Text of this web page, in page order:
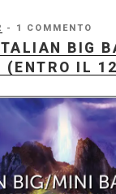
- 1 COMMENTO
BIG
(ENTRO IL